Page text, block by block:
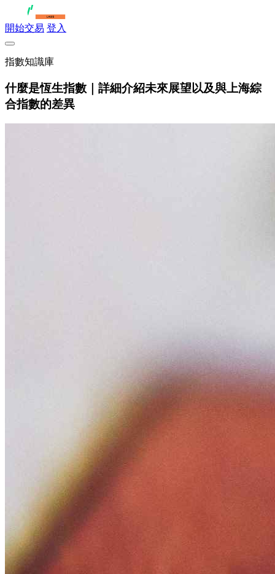
開始交易 登入
指數知識庫
什麼是恆生指數｜詳細介紹未來展望以及與上海綜
合指數的差異